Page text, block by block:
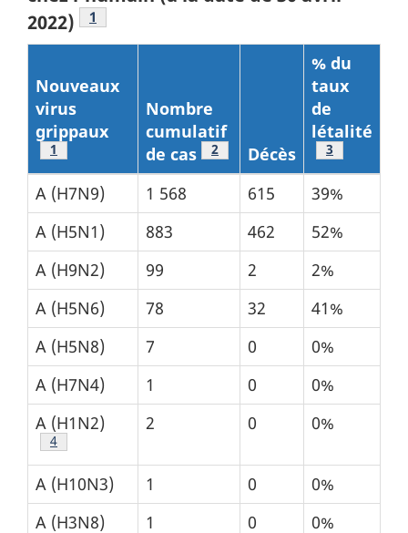
2022)
Tableau 1 Note de bas de page
1
Nouveaux
virus
grippaux
Tableau 1 Note de bas de page
1
Nombre
cumulatif
de cas
Tableau 1 Note de bas de page
2 Décès
% du
taux
de
létalité
Tableau 1
3
A (H7N9) 1 568 615
39%
A (H5N1)
883 462
52%
A (H9N2)
99 2
2%
A (H5N6)
78 32
41%
A (H5N8)
7 0
0%
A (H7N4)
1 0
0%
A (H1N2)
Tableau 1 Note de bas de page
4
2 0 0%
A (H10N3) 1 0
0%
A (H3N8)
1 0
0%